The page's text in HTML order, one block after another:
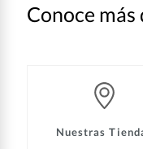
Conoce más
Nuestras